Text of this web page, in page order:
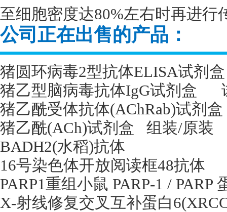
至细胞密度达80%左右时再进行
公司正在出售的产品：
猪圆环病毒2型抗体ELISA试剂盒
猪乙型脑病毒抗体IgG试剂盒
猪乙酰受体抗体(AChRab)试剂盒
猪乙酰(ACh)试剂盒 组装/原装
BADH2(水稻)抗体
16号染色体开放阅读框48抗体
PARP1重组小鼠 PARP-1 / PARP
X-射线修复交叉互补蛋白